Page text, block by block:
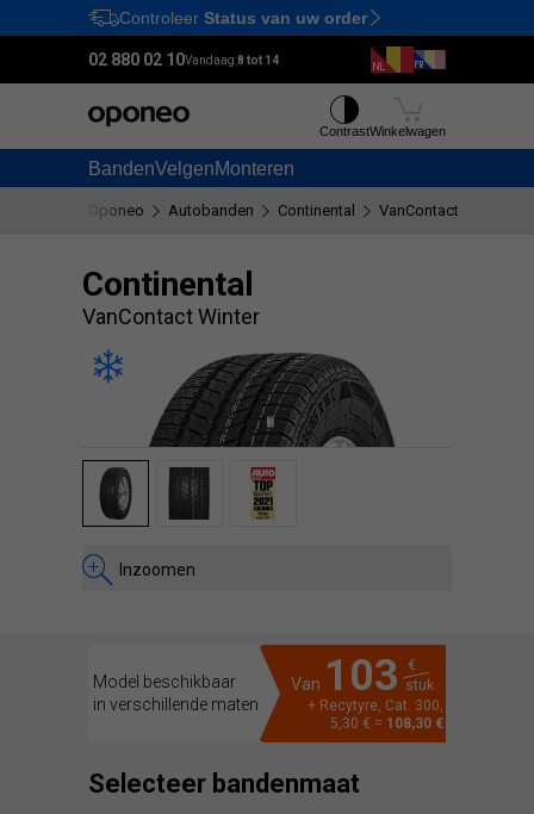
Ctrl M
Controleer Status van uw order
02 880 02 10Vandaag:8 tot 14
BandenVelgenMonteren
ContrastWinkelwagen
Oponeo Autobanden Continental VanContact Winter
Continental
VanContact Winter
Inzoomen
Model beschikbaar
in verschillende maten
Van 103
€
stuk
+ Recytyre, Cat. 300,
5,30 € = 108,30 €
Selecteer bandenmaat